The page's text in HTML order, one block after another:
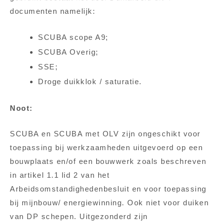
documenten namelijk:
SCUBA scope A9;
SCUBA Overig;
SSE;
Droge duikklok / saturatie.
Noot:
SCUBA en SCUBA met OLV zijn ongeschikt voor
toepassing bij werkzaamheden uitgevoerd op een
bouwplaats en/of een bouwwerk zoals beschreven
in artikel 1.1 lid 2 van het
Arbeidsomstandighedenbesluit en voor toepassing
bij mijnbouw/ energiewinning. Ook niet voor duiken
van DP schepen. Uitgezonderd zijn